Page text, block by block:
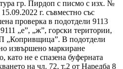
гр. Пирдоп с писмо с изх. №
г. съвместно със
проверка в подотдели 9113
„е”, „ж”, горски територии,
„Копривщица”. В подотдели
извършено маркиране
като не е спазена буферната
на чл. 72, т.2 от Наредба 8